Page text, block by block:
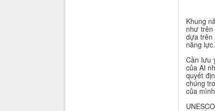
Khung
như trên
dựa
năng lực.
Cần lưu
của AI
quyết
chúng
của